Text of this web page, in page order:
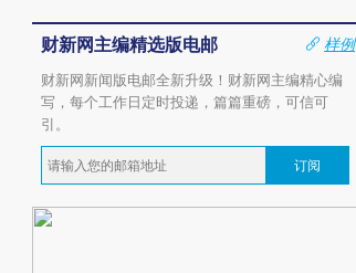
财新网主编精选版电邮
样例
财新网新闻版电邮全新升级！财新网主编精心编
写，每个工作日定时投递，篇篇重磅，可信可
引。
订阅